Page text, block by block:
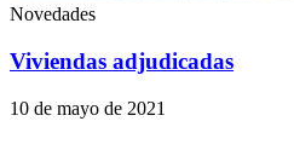
Novedades
Viviendas adjudicadas
10 de mayo de 2021